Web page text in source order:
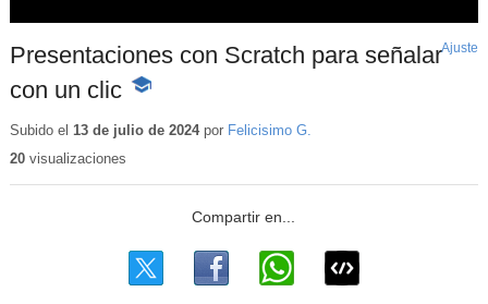
Presentaciones con Scratch para señalar
con un clic -
educativo
Ajuste
Subido el 13 de julio de 2024por Felicisimo G.
20visualizaciones